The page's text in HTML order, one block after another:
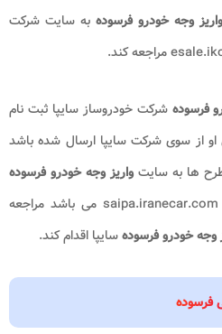
واریز وجه خودرو فرسوده به سایت شرکت
فرسودهشرکت خودروساز سایپا ثبت نام
او از سوی شرکت سایپا ارسال شده باشد
ها به سایت واریز وجه خودرو فرسوده
که سایت شرکت سایپا به نشانی saipa.iranecar.com می باشد مراجعه
وجه خودرو فرسودهسایپا اقدام کند.
فرسوده